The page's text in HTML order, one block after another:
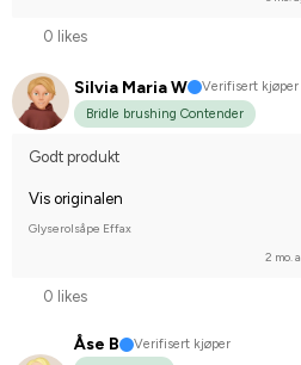
0 likes
Silvia Maria W
Verifisert kjøper
Bridle brushing Contender
Godt produkt
Vis originalen
Glyserolsåpe Effax
2 mo.
0 likes
Åse B
Verifisert kjøper